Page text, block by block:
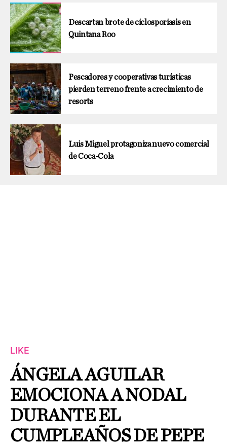
Descartan brote de ciclosporiasis en
Quintana Roo
Pescadores y cooperativas turísticas
pierden terreno frente a crecimiento de
resorts
Luis Miguel protagoniza nuevo comercial
de Coca-Cola
LIKE
ÁNGELA AGUILAR
EMOCIONA A NODAL
DURANTE EL
CUMPLEAÑOS DE PEPE